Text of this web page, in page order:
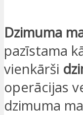
Dzimuma
pazīstama
vienkārši
operācijas
dzimuma